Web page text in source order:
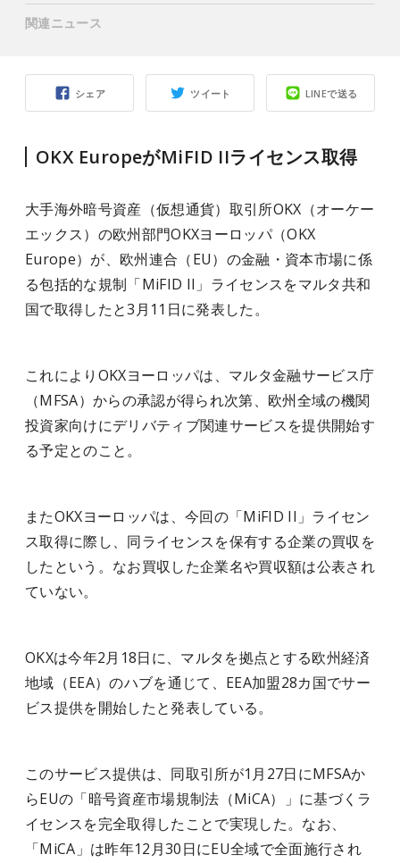
シェア ツイート LINEで送る
OKX EuropeがMiFID IIライセンス取得
大手海外暗号資産（仮想通貨）取引所OKX（オーケー
エックス）の欧州部門OKXヨーロッパ（OKX
Europe）が、欧州連合（EU）の金融・資本市場に係
る包括的な規制「MiFID II」ライセンスをマルタ共和
国で取得したと3月11日に発表した。
これによりOKXヨーロッパは、マルタ金融サービス庁
（MFSA）からの承認が得られ次第、欧州全域の機関
投資家向けにデリバティブ関連サービスを提供開始す
る予定とのこと。
またOKXヨーロッパは、今回の「MiFID II」ライセン
ス取得に際し、同ライセンスを保有する企業の買収を
したという。なお買収した企業名や買収額は公表され
ていない。
OKXは今年2月18日に、マルタを拠点とする欧州経済
地域（EEA）のハブを通じて、EEA加盟28カ国でサー
ビス提供を開始したと発表している。
このサービス提供は、同取引所が1月27日にMFSAか
らEUの「暗号資産市場規制法（MiCA）」に基づくラ
イセンスを完全取得したことで実現した。なお、
「MiCA」は昨年12月30日にEU全域で全面施行され
関連ニュース